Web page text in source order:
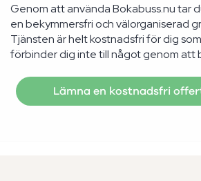
Genom att använda Bokabuss.nu tar
en bekymmersfri och välorganiserad
Tjänsten är helt kostnadsfri för dig
förbinder dig inte till något genom att
Lämna en kostnadsfri